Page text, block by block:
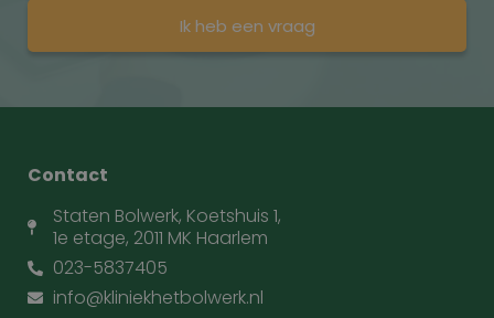
Ik heb een vraag
Contact
Staten Bolwerk, Koetshuis 1,
1e etage, 2011 MK Haarlem
023-5837405
info@kliniekhetbolwerk.nl